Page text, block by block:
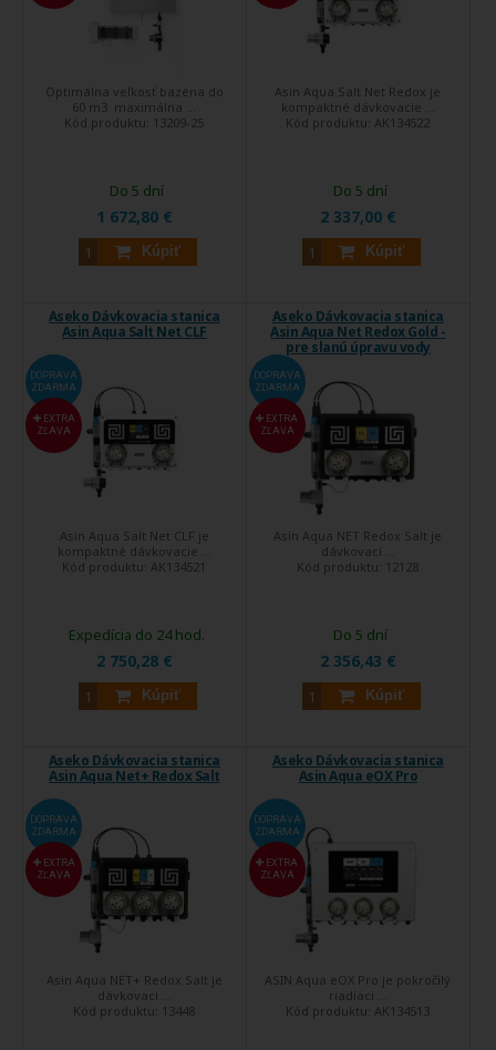
Optimálna veľkosť bazéna do
60 m3 maximálna ...
Kód produktu: 13209-25
1 672,80 €
Kúpiť
Do 5 dní
Asin Aqua Salt Net Redox je
kompaktné dávkovacie ...
Kód produktu:AK134522
2 337,00 €
Kúpiť
Do 5 dní
Aseko Dávkovacia stanica
Asin Aqua Salt Net CLF
DOPRAVA
ZDARMA
EXTRA
ZĽAVA
Asin Aqua Salt Net CLF je
kompaktné dávkovacie ...
Kód produktu:AK134521
2 750,28 €
Kúpiť
Expedícia do 24 hod.
Aseko Dávkovacia stanica
Asin Aqua Net Redox Gold -
pre slanú úpravu vody
DOPRAVA
ZDARMA
EXTRA
ZĽAVA
Asin Aqua NET Redox Salt je
dávkovací ...
Kód produktu: 12128
2 356,43 €
Kúpiť
Do 5 dní
Aseko Dávkovacia stanica
Asin Aqua Net+ Redox Salt
DOPRAVA
ZDARMA
EXTRA
ZĽAVA
Asin Aqua NET+ Redox Salt je
dávkovací ...
Kód produktu: 13448
Aseko Dávkovacia stanica
Asin Aqua eOX Pro
DOPRAVA
ZDARMA
EXTRA
ZĽAVA
ASIN Aqua eOX Pro je pokročilý
riadiaci ...
Kód produktu:AK134513